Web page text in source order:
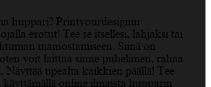
huppari? Printyourdesignin
erotut! Tee se itsellesi, lahjaksi tai
mainostamiseen. Siinä on
voit laittaa sinne puhelimen, rahaa
Näyttää upealta kaikkien päällä! Tee
käyttämällä online ilmaista hupparin